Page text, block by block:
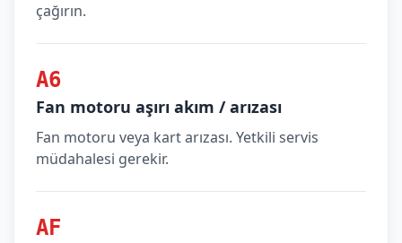
çağırın.
A6
Fan motoru aşırı akım / arızası
Fan motoru veya kart arızası. Yetkili servis
müdahalesi gerekir.
AF